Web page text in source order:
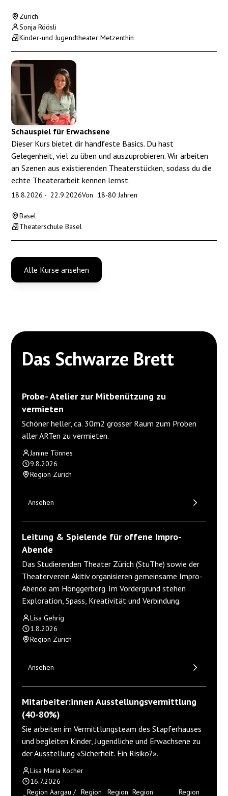
Zürich
Sonja Röösli
Kinder-und Jugendtheater Metzenthin
Schauspiel für Erwachsene
Dieser Kurs bietet dir handfeste Basics. Du hast
Gelegenheit, viel zu üben und auszuprobieren. Wir arbeiten
an Szenen aus existierenden Theaterstücken, sodass du die
echte Theaterarbeit kennen lernst.
18.8.2026 -22.9.2026Von 18-80 Jahren
Basel
Theaterschule Basel
Alle Kurse ansehen
Das Schwarze Brett
Probe- Atelier zur Mitbenützung zu
vermieten
Schöner heller, ca. 30m2 grosser Raum zum Proben
aller ARTen zu vermieten.
Janine Tönnes
9.8.2026
Region Zürich
Ansehen
Leitung & Spielende für offene Impro-
Abende
Das Studierenden Theater Zürich (StuThe) sowie der
Theaterverein Akitiv organisieren gemeinsame Impro-
Abende am Hönggerberg. Im Vordergrund stehen
Exploration, Spass, Kreativität und Verbindung.
Lisa Gehrig
1.8.2026
Region Zürich
Ansehen
Mitarbeiter:innen Ausstellungsvermittlung
(40-80%)
Sie arbeiten im Vermittlungsteam des Stapferhauses
und begleiten Kinder, Jugendliche und Erwachsene zu
der Ausstellung «Sicherheit. Ein Risiko?».
Lisa Maria Kocher
16.7.2026
Region Aargau / Region Region Region Region